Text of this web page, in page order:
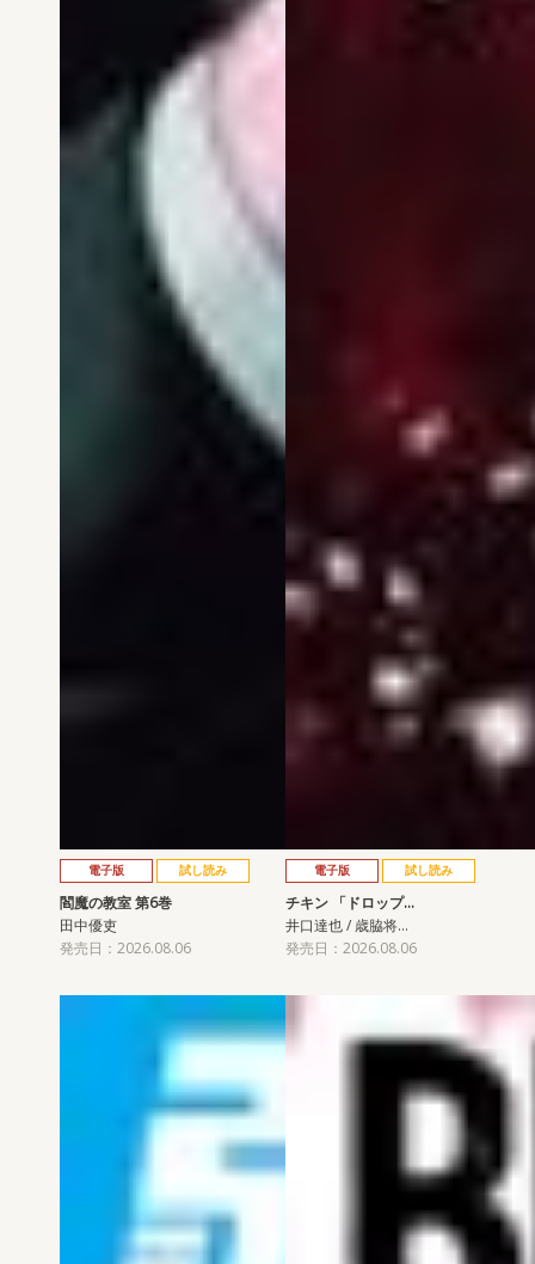
電子版 試し読み
閻魔の教室 第6巻
田中優吏
発売日：2026.08.06
電子版 試し読み
チキン 「ドロップ…
井口達也 / 歳脇将…
発売日：2026.08.06